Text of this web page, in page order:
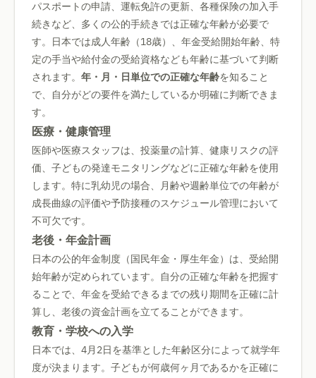
パスポートの申請、運転免許の更新、各種保険の加入手
続きなど、多くの公的手続きでは正確な年齢が必要で
す。日本では成人年齢（18歳）、年金受給開始年齢、特
定の手当や給付金の受給資格なども年齢に基づいて判断
されます。 年・月・日単位での正確な年齢を知ること
で、自分がどの要件を満たしているか明確に判断できま
す。
医療・健康管理
医師や医療スタッフは、投薬量の計算、健康リスクの評
価、子どもの発達モニタリングなどに正確な年齢を使用
します。特に乳幼児の場合、月齢や週齢単位での年齢が
成長曲線の評価や予防接種のスケジュール管理において
不可欠です。
老後・年金計画
日本の公的年金制度（国民年金・厚生年金）は、受給開
始年齢が定められています。自分の正確な年齢を把握す
ることで、年金を受給できるまでの残り期間を正確に計
算し、老後の資金計画を立てることができます。
教育・学校への入学
日本では、4月2日を基準とした年齢区分によって就学年
度が決まります。子どもが何歳何ヶ月であるかを正確に